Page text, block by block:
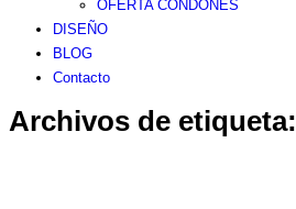
OFERTA CONDONES
DISEÑO
BLOG
Contacto
Archivos de etiqueta: